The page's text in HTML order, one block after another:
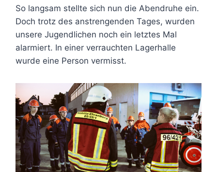
So langsam stellte sich nun die Abendruhe ein.
Doch trotz des anstrengenden Tages, wurden
unsere Jugendlichen noch ein letztes Mal
alarmiert. In einer verrauchten Lagerhalle
wurde eine Person vermisst.